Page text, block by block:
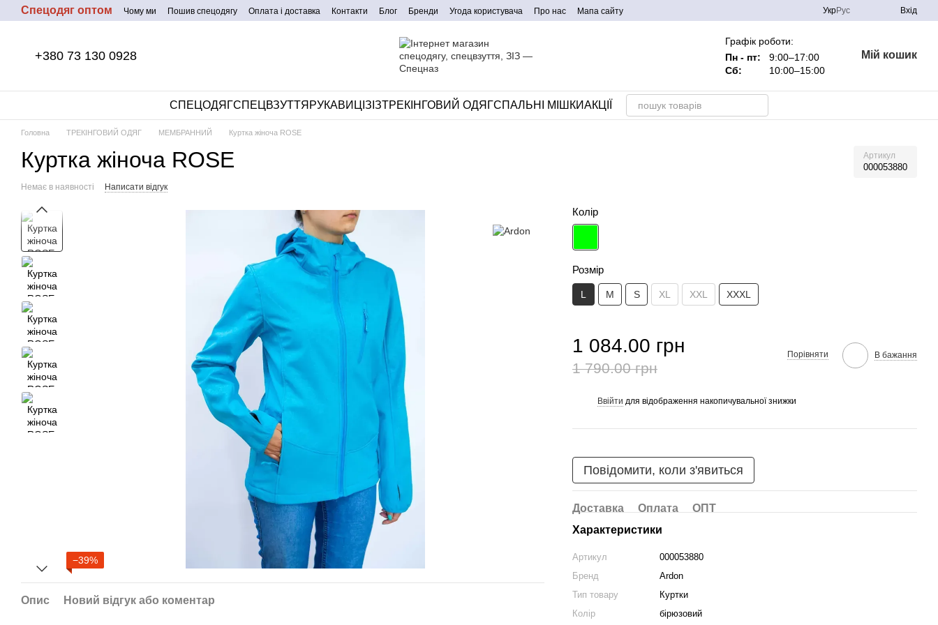
Перейти до основного контенту
Спецодяг оптом Чому ми Пошив спецодягу Оплата і доставка Контакти Блог Бренди Угода користувача Про нас Мапа сайту УкрРус Вхід
+380 73 130 0928
Графік роботи:
Пн - пт:
9:00–17:00
Сб:
10:00–15:00
Мій кошик
СПЕЦОДЯГСПЕЦВЗУТТЯ РУКАВИЦІ ЗІЗТРЕКІНГОВИЙ ОДЯГСПАЛЬНІ МІШКИАКЦІЇ
Головна ТРЕКІНГОВИЙ ОДЯГ МЕМБРАННИЙ Куртка жіноча ROSE
Куртка жіноча ROSE Артикул
000053880
Немає в наявності Написати відгук
−39%
Опис Новий відгук або коментар
Колір
Розмір
L M S XL XXL XXXL
1 084.00 грн
1 790.00 грн
Порівняти В бажання
Ввійти для відображення накопичувальної знижки
Повідомити, коли з'явиться
Доставка Оплата
ОПТ
Характеристики
Артикул
000053880
Бренд
Ardon
Тип товару
Куртки
Колір
бірюзовий